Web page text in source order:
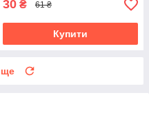
30 ₴ 61 ₴
Купити
ще